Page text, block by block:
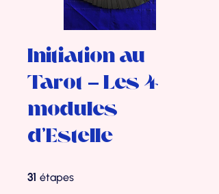
Initiation au
Tarot - Les 4
modules
d'Estelle
31 étapes